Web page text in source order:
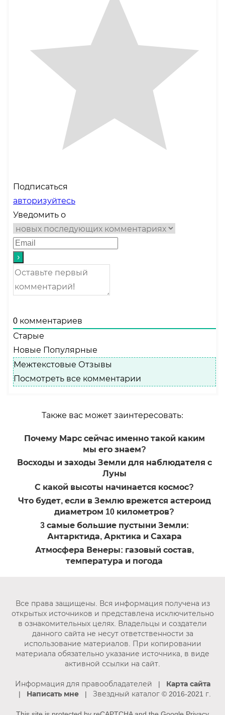
Подписаться
авторизуйтесь
Уведомить о
0 комментариев
Старые
Новые Популярные
Межтекстовые Отзывы
Посмотреть все комментарии
Также вас может заинтересовать:
Почему Марс сейчас именно такой каким
мы его знаем?
Восходы и заходы Земли для наблюдателя с
Луны
С какой высоты начинается космос?
Что будет, если в Землю врежется астероид
диаметром 10 километров?
3 самые большие пустыни Земли:
Антарктида, Арктика и Сахара
Атмосфера Венеры: газовый состав,
температура и погода
Все права защищены. Вся информация получена из
открытых источников и представлена исключительно
в ознакомительных целях. Владельцы и создатели
данного сайта не несут ответственности за
использование материалов. При копировании
материала обязательно указание источника, в виде
активной ссылки на сайт.
Информация для правообладателей | Карта сайта
| Написать мне| Звездный каталог © 2016-2021 г.